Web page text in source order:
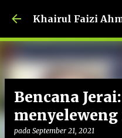
Langkau ke
Khairul Faizi
Bencana
pada September 21, 2021